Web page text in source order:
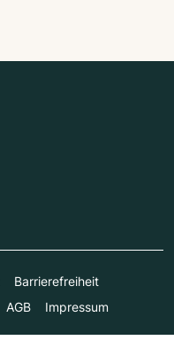
Barrierefreiheit
AGB Impressum